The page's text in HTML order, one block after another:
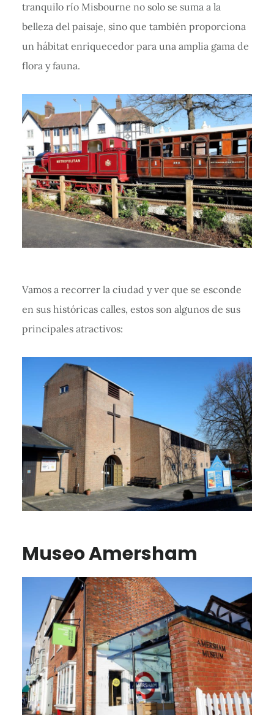
tranquilo río Misbourne no solo se suma a la
belleza del paisaje, sino que también proporciona
un hábitat enriquecedor para una amplia gama de
flora y fauna.
Vamos a recorrer la ciudad y ver que se esconde
en sus históricas calles, estos son algunos de sus
principales atractivos:
Museo Amersham